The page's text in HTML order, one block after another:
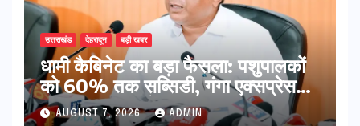
उत्तराखंड देहरादून बड़ी खबर
​धामी कैबिनेट का बड़ा फैसला: पशुपालकों
को 60% तक सब्सिडी, गंगा एक्सप्रेसवे
का हरिद्वार तक होगा विस्तार
AUGUST 7, 2026 ADMIN